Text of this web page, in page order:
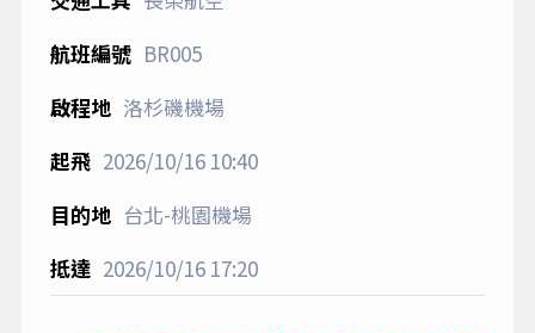
BR005
洛杉磯機場
2026/10/1610:40
台北-桃園機場
2026/10/1617:20